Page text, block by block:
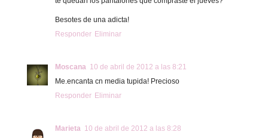
Besotes de una adicta!
Responder Eliminar
Moscana 10 de abril de 2012 a las 8:21
Me.encanta cn media tupida! Precioso
Responder Eliminar
Marieta 10 de abril de 2012 a las 8:28